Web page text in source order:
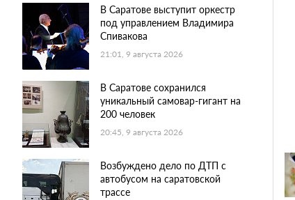
В Саратове выступит оркестр
под управлением Владимира
Спивакова
21:01, 9 августа 2026
В Саратове сохранился
уникальный самовар-гигант на
200 человек
20:45, 9 августа 2026
Возбуждено дело по ДТП с
автобусом на саратовской
трассе